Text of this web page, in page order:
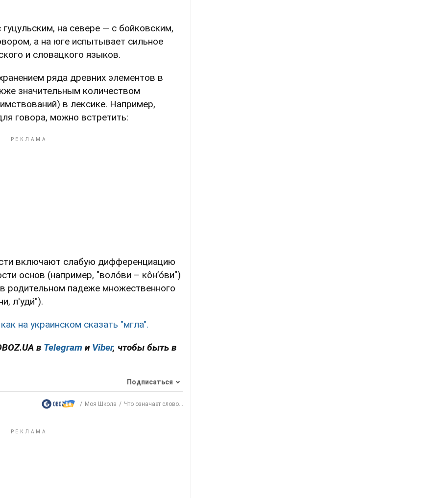
на севере — с бойковским,
а на юге испытывает сильное
и словацкого языков.
ряда древних элементов в
значительным количеством
в лексике. Например,
говора, можно встретить:
включают слабую дифференциацию
основ (например, "волóви – кôн’óви")
родительном падеже множественного
л'уди́").
на украинском сказать "мгла".
в Telegram и Viber, чтобы быть в
Подписаться
Моя Школа Что означает слово...